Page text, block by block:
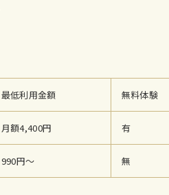
最低利用金額 無料体験
月額4,400円 有
990円〜 無